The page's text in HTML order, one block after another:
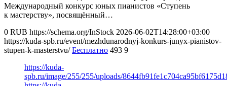
Международный конкурс юных пианистов «Ступень
к мастерству», посвящённый…
0 RUB https://schema.org/InStock 2026-06-02T14:28:00+03:00
https://kuda-spb.ru/event/mezhdunarodnyj-konkurs-junyx-pianistov-
stupen-k-masterstvu/ Бесплатно 493 9
https://kuda-
spb.ru/image/255/255/uploads/